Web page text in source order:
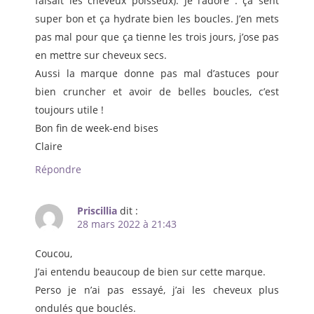
super bon et ça hydrate bien les boucles. J’en mets
pas mal pour que ça tienne les trois jours, j’ose pas
en mettre sur cheveux secs.
Aussi la marque donne pas mal d’astuces pour
bien cruncher et avoir de belles boucles, c’est
toujours utile !
Bon fin de week-end bises
Claire
Répondre
Priscillia dit :
28 mars 2022 à 21:43
Coucou,
J’ai entendu beaucoup de bien sur cette marque.
Perso je n’ai pas essayé, j’ai les cheveux plus
ondulés que bouclés.